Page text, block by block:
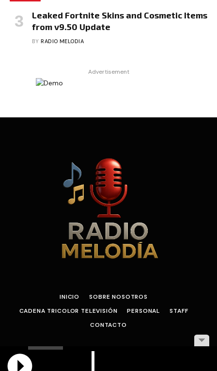
Leaked Fortnite Skins and Cosmetic Items
from v9.50 Update
BY RADIO MELODIA
Advertisement
INICIO
SOBRE NOSOTROS
CADENA TRICOLOR TELEVISIÓN
PERSONAL
STAFF
CONTACTO
© 2026 Pagina web diseñada Por Wilmer Rodriguez